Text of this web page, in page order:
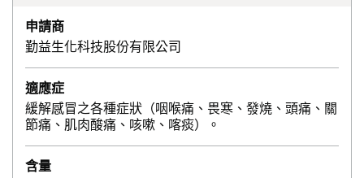
申請商
勤益生化科技股份有限公司
適應症
緩解感冒之各種症狀（咽喉痛、畏寒、發燒、頭痛、關
節痛、肌肉酸痛、咳嗽、喀痰）。
含量